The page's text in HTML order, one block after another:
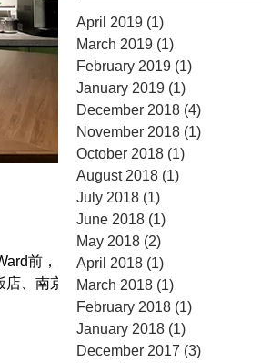
前，先
店、南京復
April 2019 (1)
March 2019 (1)
February 2019 (1)
January 2019 (1)
December 2018 (4)
November 2018 (1)
October 2018 (1)
August 2018 (1)
July 2018 (1)
June 2018 (1)
May 2018 (2)
April 2018 (1)
March 2018 (1)
February 2018 (1)
January 2018 (1)
December 2017 (3)